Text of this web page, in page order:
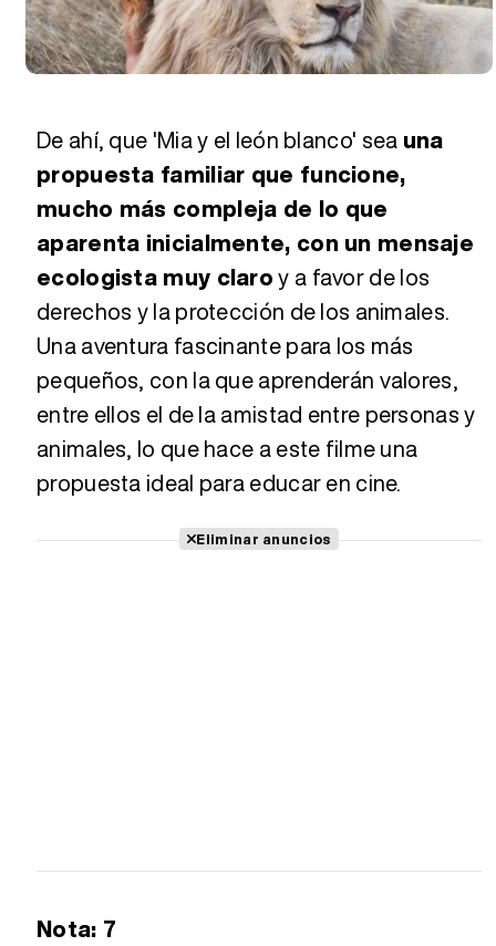
De ahí, que 'Mia y el león blanco' sea una
propuesta familiar que funcione,
mucho más compleja de lo que
aparenta inicialmente, con un mensaje
ecologista muy claroy a favor de los
derechos y la protección de los animales.
Una aventura fascinante para los más
pequeños, con la que aprenderán valores,
entre ellos el de la amistad entre personas y
animales, lo que hace a este filme una
propuesta ideal para educar en cine.
Eliminar anuncios
Nota: 7